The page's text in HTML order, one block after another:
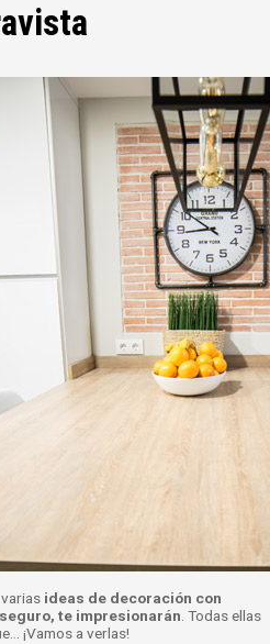
ideas de decoración con
te impresionarán. Todas ellas
¡Vamos a verlas!